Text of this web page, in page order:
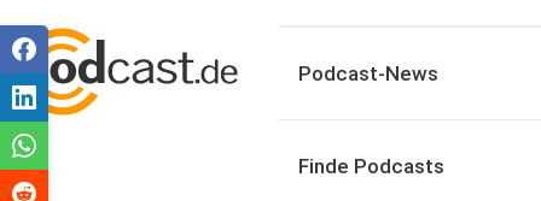
Podcast-News
Finde Podcasts